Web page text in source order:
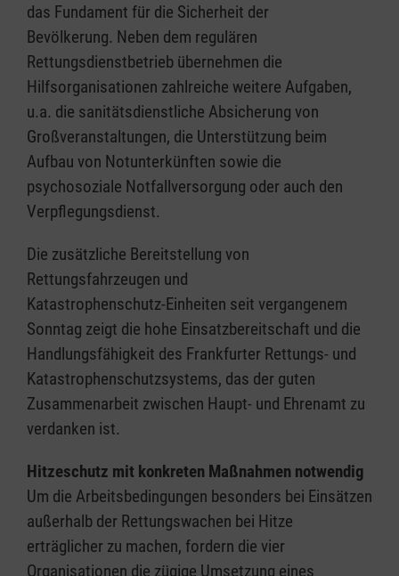
das Fundament für die Sicherheit der
Bevölkerung. Neben dem regulären
Rettungsdienstbetrieb übernehmen die
Hilfsorganisationen zahlreiche weitere Aufgaben,
u.a. die sanitätsdienstliche Absicherung von
Großveranstaltungen, die Unterstützung beim
Aufbau von Notunterkünften sowie die
psychosoziale Notfallversorgung oder auch den
Verpflegungsdienst.
Die zusätzliche Bereitstellung von
Rettungsfahrzeugen und
Katastrophenschutz-Einheiten seit vergangenem
Sonntag zeigt die hohe Einsatzbereitschaft und die
Handlungsfähigkeit des Frankfurter Rettungs- und
Katastrophenschutzsystems, das der guten
Zusammenarbeit zwischen Haupt- und Ehrenamt zu
verdanken ist.
Hitzeschutz mit konkreten Maßnahmen notwendig
Um die Arbeitsbedingungen besonders bei Einsätzen
außerhalb der Rettungswachen bei Hitze
erträglicher zu machen, fordern die vier
Organisationen die zügige Umsetzung eines